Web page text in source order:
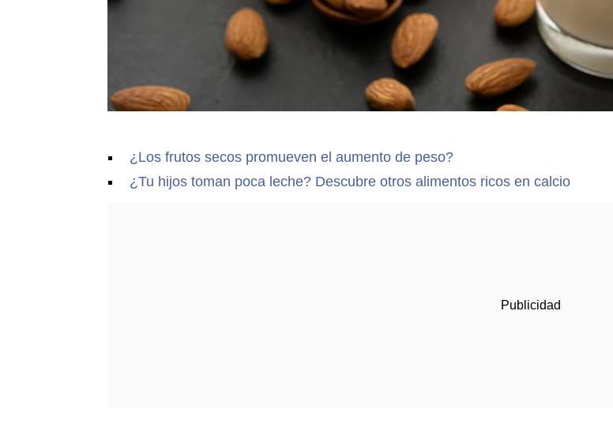
¿Los frutos secos promueven el aumento de peso?
¿Tu hijos toman poca leche? Descubre otros alimentos ricos en calcio